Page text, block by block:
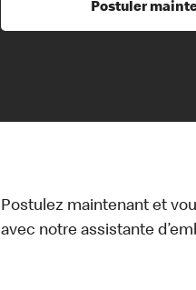
Postuler
Postulez maintenant et
avec notre assistante